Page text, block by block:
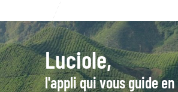
Luciole,
l'appli qui vous guide